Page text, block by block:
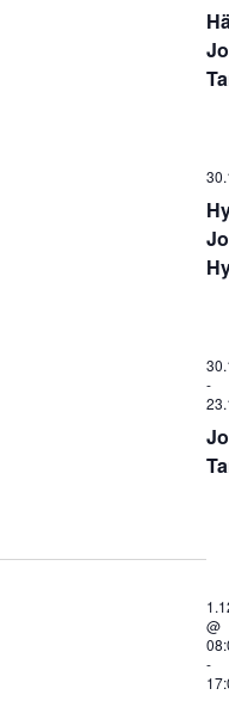
-
@
-